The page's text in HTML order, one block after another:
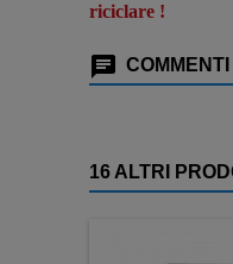
riciclare !
COMMENTI
16 ALTRI